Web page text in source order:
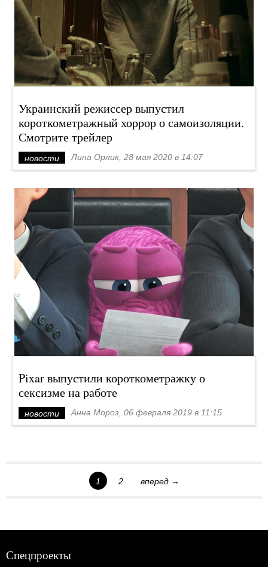
Украинский режиссер выпустил
короткометражный хоррор о самоизоляции.
Смотрите трейлер
новости Лина Орлик, 28 мая 2020 в 14:07
Pixar выпустили короткометражку о
сексизме на работе
новости Анна Мороз, 06 февраля 2019 в 11:15
1 2 вперед →
Спецпроекты